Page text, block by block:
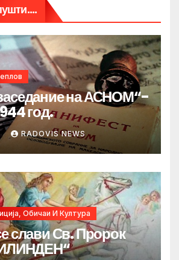
на АСНОМ“-
год.
RADOVIS NEWS
Обичаи И Култура
слави Св. Пророк